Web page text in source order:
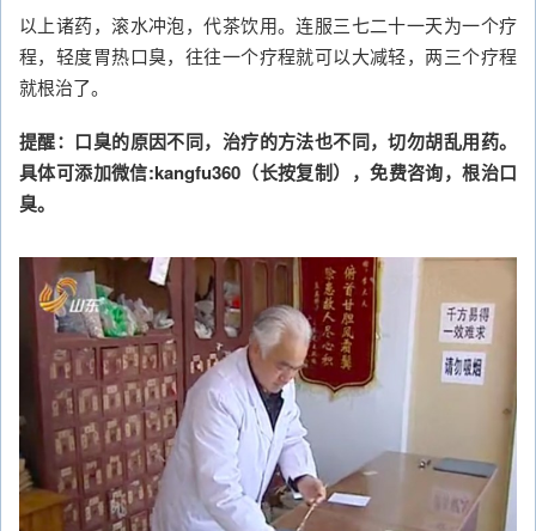
以上诸药，滚水冲泡，代茶饮用。连服三七二十一天为一个疗
程，轻度胃热口臭，往往一个疗程就可以大减轻，两三个疗程
就根治了。
提醒：口臭的原因不同，治疗的方法也不同，切勿胡乱用药。
具体可添加微信:kangfu360（长按复制），免费咨询，根治口
臭。